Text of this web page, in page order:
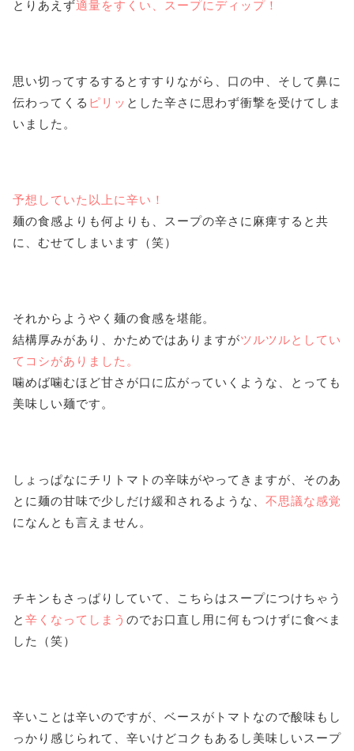
とりあえず適量をすくい、スープにディップ！
思い切ってするするとすすりながら、口の中、そして鼻に
伝わってくる ピリッ とした辛さに思わず衝撃を受けてしま
いました。
予想していた以上に辛い！
麺の食感よりも何よりも、スープの辛さに麻痺すると共
に、むせてしまいます（笑）
それからようやく麺の食感を堪能。
結構厚みがあり、かためではありますがツルツルとしてい
てコシがありました。
噛めば噛むほど甘さが口に広がっていくような、とっても
美味しい麺です。
しょっぱなにチリトマトの辛味がやってきますが、そのあ
とに麺の甘味で少しだけ緩和されるような、 不思議な感覚
になんとも言えません。
チキンもさっぱりしていて、こちらはスープにつけちゃう
と 辛くなってしまう のでお口直し用に何もつけずに食べま
した（笑）
辛いことは辛いのですが、ベースがトマトなので酸味もし
っかり感じられて、辛いけどコクもあるし美味しいスープ